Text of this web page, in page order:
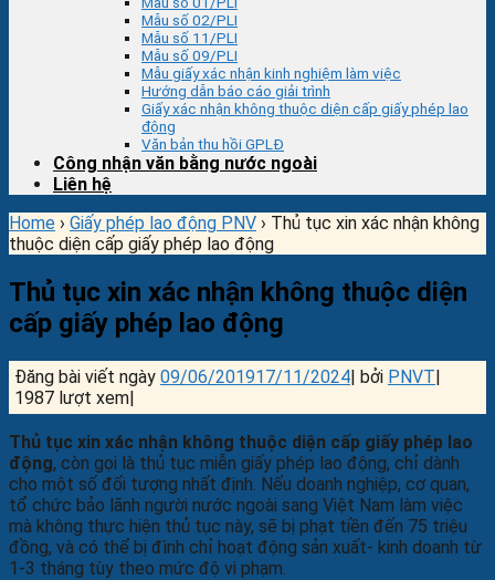
Mẫu số 02/PLI
Mẫu số 11/PLI
Mẫu số 09/PLI
Mẫu giấy xác nhận kinh nghiệm làm việc
Hướng dẫn báo cáo giải trình
Giấy xác nhận không thuộc diện cấp giấy phép lao
động
Văn bản thu hồi GPLĐ
Công nhận văn bằng nước ngoài
Liên hệ
Home › Giấy phép lao động PNV › Thủ tục xin xác nhận không
thuộc diện cấp giấy phép lao động
Thủ tục xin xác nhận không thuộc diện
cấp giấy phép lao động
Đăng bài viết ngày 09/06/201917/11/2024| bởi PNVT|
1987 lượt xem|
Thủ tục xin xác nhận không thuộc diện cấp giấy phép lao
động, còn gọi là thủ tục miễn giấy phép lao động, chỉ dành
cho một số đối tượng nhất định. Nếu doanh nghiệp, cơ quan,
tổ chức bảo lãnh người nước ngoài sang Việt Nam làm việc
mà không thực hiện thủ tục này, sẽ bị phạt tiền đến 75 triệu
đồng, và có thể bị đình chỉ hoạt động sản xuất- kinh doanh từ
1-3 tháng tùy theo mức độ vi phạm.